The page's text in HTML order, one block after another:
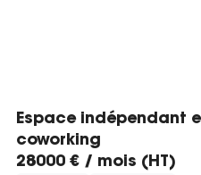
Espace indépendant
coworking
28000 € / mois (HT)